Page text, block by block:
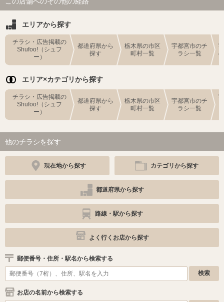
エリアから探す
チラシ・広告掲載の
Shufoo!（シュフ
ー）
都道府県から
探す
栃木県の市区
町村一覧
宇都宮市のチ
ラシ一覧
エリア×カテゴリから探す
チラシ・広告掲載の
Shufoo!（シュフ
ー）
都道府県から
探す
栃木県の市区
町村一覧
宇都宮市のチ
ラシ一覧
他のチラシを探す
現在地から探す カテゴリから探す
都道府県から探す
路線・駅から探す
よく行くお店から探す
郵便番号・住所・駅名から検索する
お店の名前から検索する